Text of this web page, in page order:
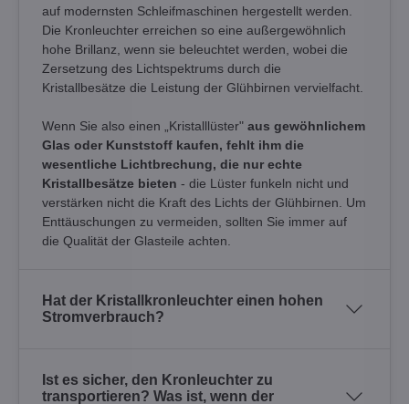
auf modernsten Schleifmaschinen hergestellt werden.
Die Kronleuchter erreichen so eine außergewöhnlich
hohe Brillanz, wenn sie beleuchtet werden, wobei die
Zersetzung des Lichtspektrums durch die
Kristallbesätze die Leistung der Glühbirnen vervielfacht.
Wenn Sie also einen „Kristalllüster" aus gewöhnlichem
Glas oder Kunststoff kaufen, fehlt ihm die
wesentliche Lichtbrechung, die nur echte
Kristallbesätze bieten - die Lüster funkeln nicht und
verstärken nicht die Kraft des Lichts der Glühbirnen. Um
Enttäuschungen zu vermeiden, sollten Sie immer auf
die Qualität der Glasteile achten.
Hat der Kristallkronleuchter einen hohen
Stromverbrauch?
Ist es sicher, den Kronleuchter zu
transportieren? Was ist, wenn der